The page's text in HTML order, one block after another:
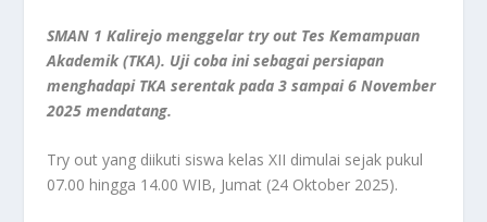
SMAN 1 Kalirejo menggelar try out Tes Kemampuan
Akademik (TKA). Uji coba ini sebagai persiapan
menghadapi TKA serentak pada 3 sampai 6 November
2025 mendatang.
Try out yang diikuti siswa kelas XII dimulai sejak pukul
07.00 hingga 14.00 WIB, Jumat (24 Oktober 2025).